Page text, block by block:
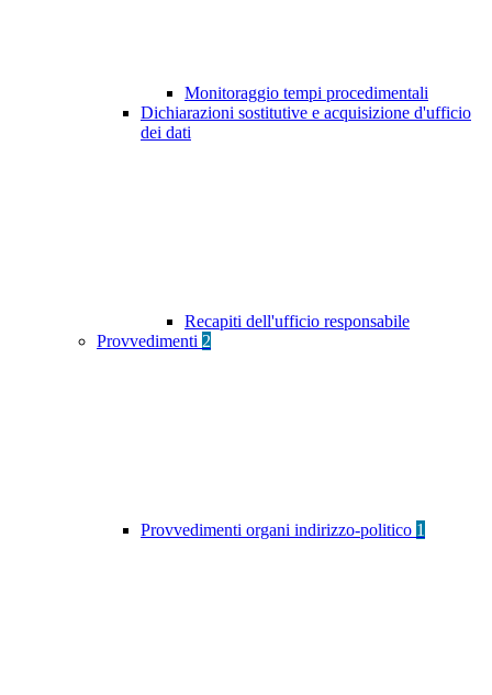
Monitoraggio tempi procedimentali
Dichiarazioni sostitutive e acquisizione d'ufficio
dei dati
Recapiti dell'ufficio responsabile
Provvedimenti 2
Provvedimenti organi indirizzo-politico 1